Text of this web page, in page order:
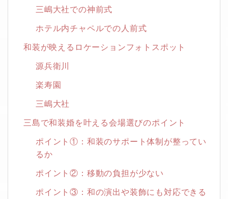
三嶋大社での神前式
ホテル内チャペルでの人前式
和装が映えるロケーションフォトスポット
源兵衛川
楽寿園
三嶋大社
三島で和装婚を叶える会場選びのポイント
ポイント①：和装のサポート体制が整ってい
るか
ポイント②：移動の負担が少ない
ポイント③：和の演出や装飾にも対応できる